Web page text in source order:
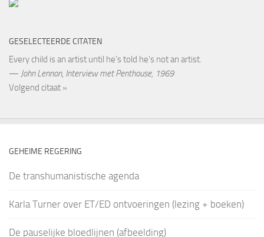
GESELECTEERDE CITATEN
Every child is an artist until he’s told he’s not an artist.
— John Lennon, Interview met Penthouse, 1969
Volgend citaat »
GEHEIME REGERING
De transhumanistische agenda
Karla Turner over ET/ED ontvoeringen (lezing + boeken)
De pauselijke bloedlijnen (afbeelding)